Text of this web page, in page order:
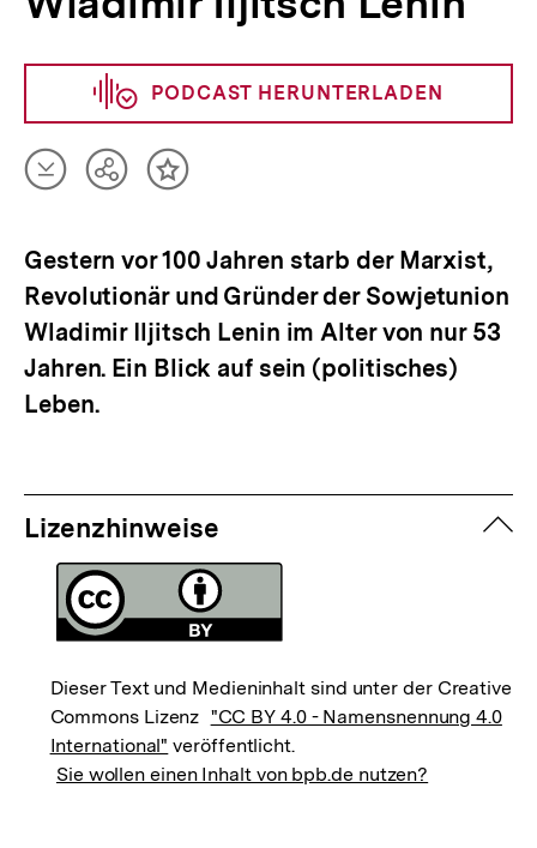
PODCAST HERUNTERLADEN
Artikel
herunterladen
TeilenInhalt
Gestern vor 100 Jahren starb der Marxist,
Revolutionär und Gründer der Sowjetunion
Wladimir Iljitsch Lenin im Alter von nur 53
Jahren. Ein Blick auf sein (politisches)
Leben.
Lizenzhinweise
Dieser Text und Medieninhalt sind unter der Creative
Commons Lizenz "CC BY 4.0 - Namensnennung 4.0
International" veröffentlicht.
Sie wollen einen Inhalt von bpb.de nutzen?